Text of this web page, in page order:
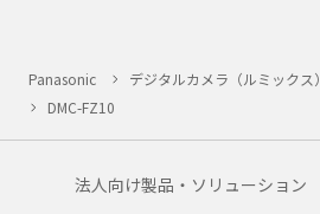
Panasonic デジタルカメラ（ルミックス）
DMC-FZ10
法人向け製品・ソリューション